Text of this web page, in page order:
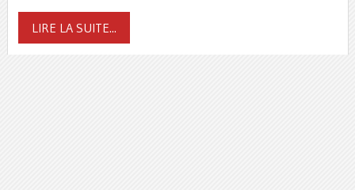
LIRE LA SUITE...